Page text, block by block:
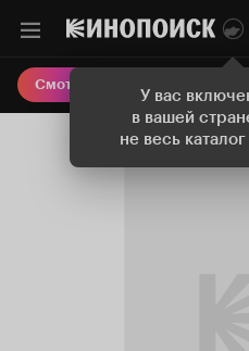
У вас
в вашей
не весь
Смотреть кино